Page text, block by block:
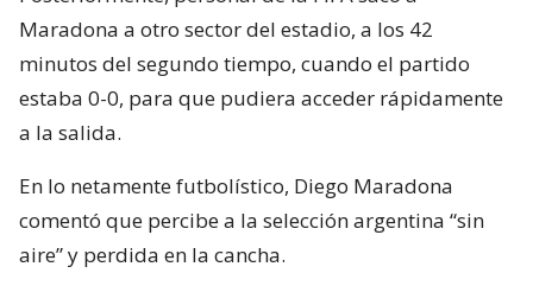
Maradona a otro sector del estadio, a los 42
minutos del segundo tiempo, cuando el partido
estaba 0-0, para que pudiera acceder rápidamente
a la salida.
En lo netamente futbolístico, Diego Maradona
comentó que percibe a la selección argentina “sin
aire” y perdida en la cancha.